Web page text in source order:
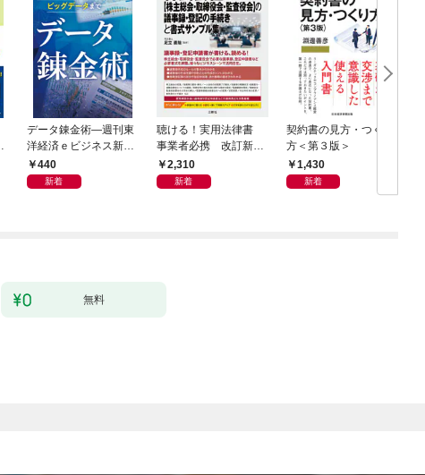
データ錬金術―週刊東
洋経済ｅビジネス新書
Ｎo.493
440
新着
聴ける！実用法律書
事業者必携 改訂新
版 中小企業のための
株式会社【株主総会・
2,310
新着
契約書の見方・つくり
方＜第３版＞
1,430
新着
無料